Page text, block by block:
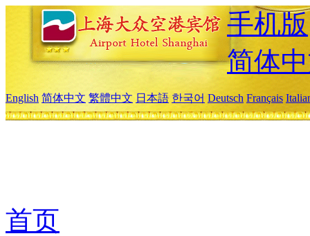
手机版
简体
English 简体中文 繁體中文 日本語 한국어 Deutsch Français
首页